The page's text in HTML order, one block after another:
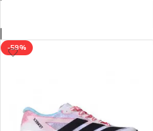
-59%